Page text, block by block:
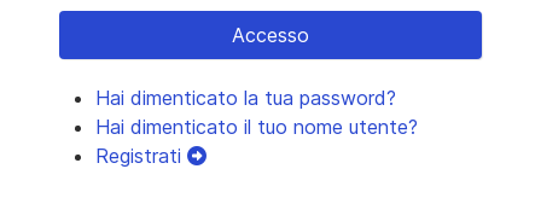
Accesso
Hai dimenticato la tua password?
Hai dimenticato il tuo nome utente?
Registrati